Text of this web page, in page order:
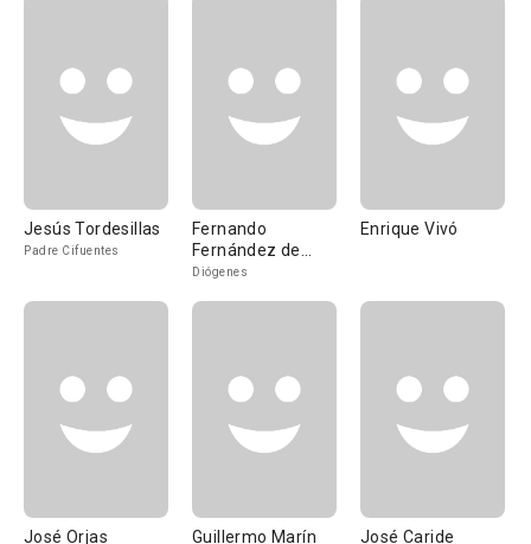
Jesús Tordesillas
Padre Cifuentes
Fernando
Fernández de
Córdoba
Diógenes
Enrique Vivó
José Orjas Guillermo Marín José Caride